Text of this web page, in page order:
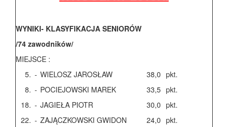
WYNIKI- KLASYFIKACJA SENIORÓW
/74 zawodników/
MIEJSCE :
5. - WIELOSZ JAROSŁAW 38,0 pkt.
8. - POCIEJOWSKI MAREK 33,5 pkt.
18. - JAGIEŁA PIOTR 30,0 pkt.
22. - ZAJĄCZKOWSKI GWIDON 24,0 pkt.